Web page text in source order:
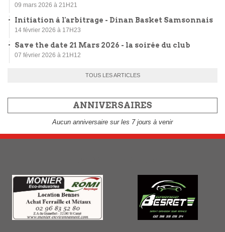
09 mars 2026 à 21H21
Initiation à l'arbitrage - Dinan Basket Samsonnais
14 février 2026 à 17H23
Save the date 21 Mars 2026 - la soirée du club
07 février 2026 à 21H12
TOUS LES ARTICLES
ANNIVERSAIRES
Aucun anniversaire sur les 7 jours à venir